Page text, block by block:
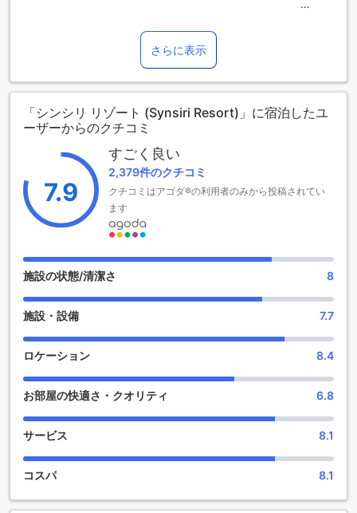
エキストラベッドの追加可否は、ルームタイプにより異なり
タイプの欄にエキストラベッド追加のオプションが提示され
ていない場合は、エキストラベッドの追加はできません。
【ご注意】6部屋以上をご予約の場合は、異なるご予約条件や
追加料金が適用されることがありますのでご了承ください。
シンシリ リゾート【SHA Plus+認定】は、バンコクの魅力的
なリゾートホテルです。この3.0つ星ホテルは、バンコクの中
心から40km離れた場所に位置し、空港までわずか25分の距
離です。シンシリ リゾートは、2000年に建設され、2010年
に最後の改装が行われました。ホテルには140室の客室があ
り、チェックインは午後2時から可能です。チェックアウトは
正午まで可能です。また、このホテルでは、0歳から1歳まで
のお子様は無料で宿泊することができます。シンシリ リゾー
ト【SHA Plus+認定】は、バンコクで快適な滞在をお求めの方
に最適な選択肢です。
シンシリ リゾート【SHA Plus+認定】のエンターテイメント
施設
シンシリ リゾート【SHA Plus+認定】は、バンコクの中心部
に位置し、豪華なエンターテイメント施設を提供していま
ョンやアクセサリー、お土産などを購入することができま
す。また、広々とした庭園もあり、散歩やリラックスするの
に最適な場所です。
リゾートのエンターテイメント施設には、プールやスパがあ
きます。また、スパではリラックスできるマッサージやトリ
ートメントを受けることができます。さらに、フィットネス
センターも完備されており、運動やトレーニングを楽しむこ
とができます。
を楽しむための理想的な場所です。ショッピングや庭園での
散策、プールやスパでのリラックス、フィットネスセンター
さらに表示
「シンシリ リゾート (Synsiri Resort)」に宿泊したユ
ーザーからのクチコミ
7.9
すごく良い
2,379件のクチコミ
クチコミはアゴダ®の利用者のみから投稿されてい
ます
施設の状態/清潔さ 8
施設・設備 7.7
ロケーション 8.4
お部屋の快適さ・クオリティ 6.8
サービス 8.1
コスパ 8.1